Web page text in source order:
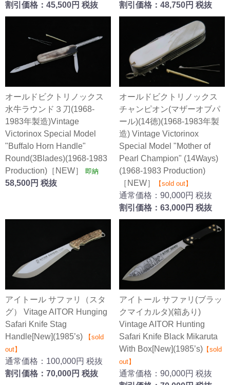
割引価格：45,500円 税抜
割引価格：48,750円 税抜
オールドビクトリノックス
水牛ラウンド３刀(1968-
1983年製造)Vintage
Victorinox Special Model
"Buffalo Horn Handle"
Round(3Blades)(1968-1983
Production)［NEW］
即納
58,500円 税抜
オールドビクトリノックス
チャンピオン(マザーオブパ
ール)(14徳)(1968-1983年製
造) Vintage Victorinox
Special Model "Mother of
Pearl Champion" (14Ways)
(1968-1983 Production)
［NEW］
【sold out】
通常価格：90,000円 税抜
割引価格：63,000円 税抜
アイトール サファリ（スタ
グ） Vitage AITOR Hunging
Safari Knife Stag
Handle[New](1985’s)
【sold
out】
通常価格：100,000円 税抜
割引価格：70,000円 税抜
アイトール サファリ(ブラッ
クマイカルタ)(箱あり)
Vintage AITOR Hunting
Safari Knife Black Mikaruta
With Box[New](1985’s) 【sold
out】
通常価格：90,000円 税抜